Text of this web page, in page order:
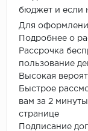
бюджет и если
Для
Подробнее о
Рассрочка
пользование
Высокая
Быстрое
вам за 2
странице
Подписание